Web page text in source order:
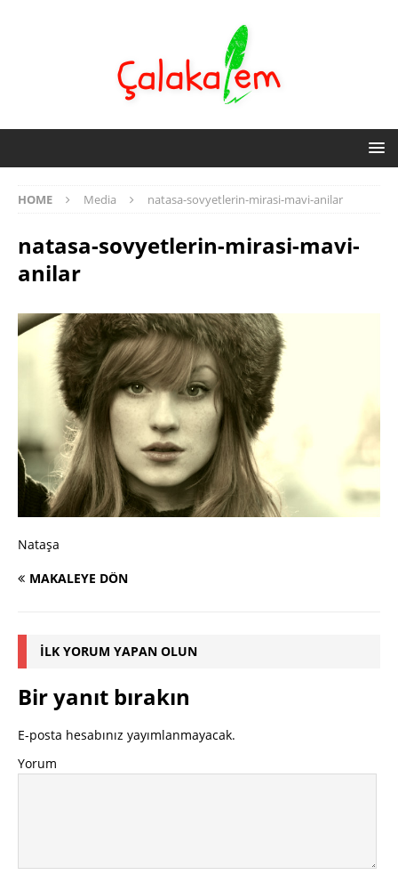
HOME Media natasa-sovyetlerin-mirasi-mavi-anilar
natasa-sovyetlerin-mirasi-mavi-
anilar
Nataşa
MAKALEYE DÖN
İLK YORUM YAPAN OLUN
Bir yanıt bırakın
E-posta hesabınız yayımlanmayacak.
Yorum